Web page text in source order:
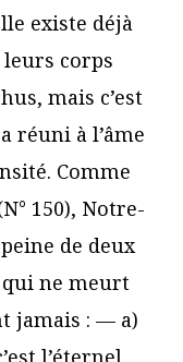
existe déjà
leurs corps
mais c’est
réuni à l’âme
Comme
150), Notre-
de deux
qui ne meurt
jamais : — a)
l’éternel